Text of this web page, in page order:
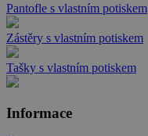
Pantofle s vlastním potiskem
Zástěry s vlastním potiskem
Tašky s vlastním potiskem
Informace